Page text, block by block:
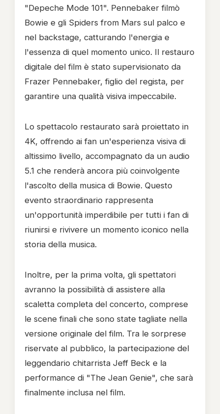
"Depeche Mode 101". Pennebaker filmò
Bowie e gli Spiders from Mars sul palco e
nel backstage, catturando l'energia e
l'essenza di quel momento unico. Il restauro
digitale del film è stato supervisionato da
Frazer Pennebaker, figlio del regista, per
garantire una qualità visiva impeccabile.
Lo spettacolo restaurato sarà proiettato in
4K, offrendo ai fan un'esperienza visiva di
altissimo livello, accompagnato da un audio
5.1 che renderà ancora più coinvolgente
l'ascolto della musica di Bowie. Questo
evento straordinario rappresenta
un'opportunità imperdibile per tutti i fan di
riunirsi e rivivere un momento iconico nella
storia della musica.
Inoltre, per la prima volta, gli spettatori
avranno la possibilità di assistere alla
scaletta completa del concerto, comprese
le scene finali che sono state tagliate nella
versione originale del film. Tra le sorprese
riservate al pubblico, la partecipazione del
leggendario chitarrista Jeff Beck e la
performance di "The Jean Genie", che sarà
finalmente inclusa nel film.